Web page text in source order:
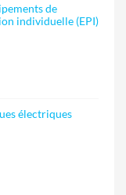
de
individuelle (EPI)
électriques